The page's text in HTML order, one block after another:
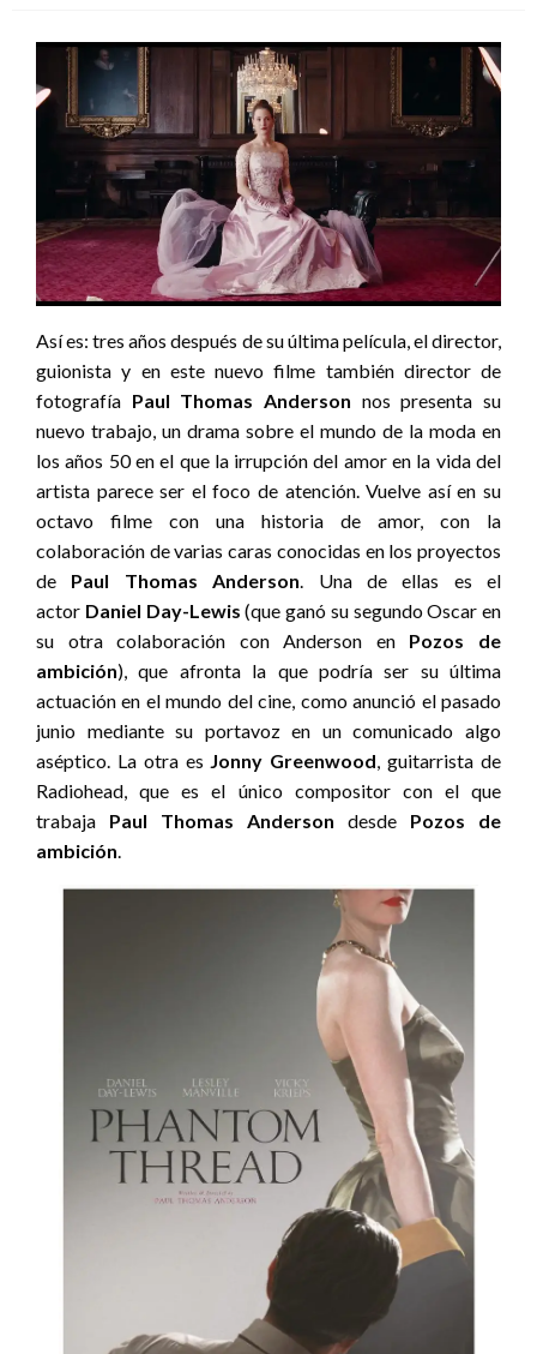
Así es: tres años después de su última película, el director,
guionista y en este nuevo filme también director de
fotografía Paul Thomas Anderson nos presenta su
nuevo trabajo, un drama sobre el mundo de la moda en
los años 50 en el que la irrupción del amor en la vida del
artista parece ser el foco de atención. Vuelve así en su
octavo filme con una historia de amor, con la
colaboración de varias caras conocidas en los proyectos
de Paul Thomas Anderson. Una de ellas es el
actor Daniel Day-Lewis (que ganó su segundo Oscar en
su otra colaboración con Anderson en Pozos de
ambición), que afronta la que podría ser su última
actuación en el mundo del cine, como anunció el pasado
junio mediante su portavoz en un comunicado algo
aséptico. La otra es Jonny Greenwood, guitarrista de
Radiohead, que es el único compositor con el que
trabaja Paul Thomas Anderson desde Pozos de
ambición.